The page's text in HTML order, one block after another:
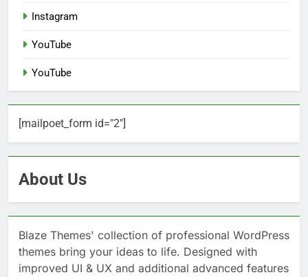
Instagram
YouTube
YouTube
[mailpoet_form id="2"]
About Us
Blaze Themes' collection of professional WordPress
themes bring your ideas to life. Designed with
improved UI & UX and additional advanced features